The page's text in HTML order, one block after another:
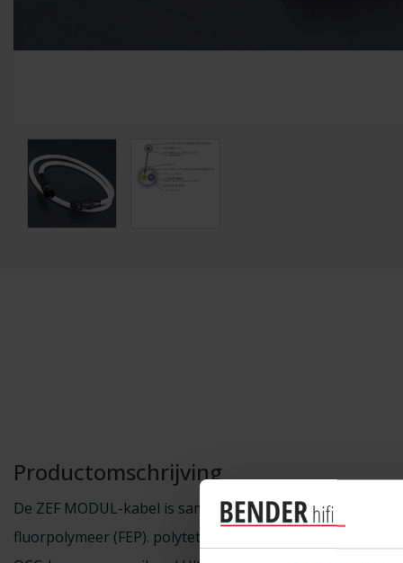
Productomschrijving
De ZEF MODUL-kabel is samengesteld uit de beste
fluorpolymeer (FEP). polytetrafluorethyleen (PTFE)